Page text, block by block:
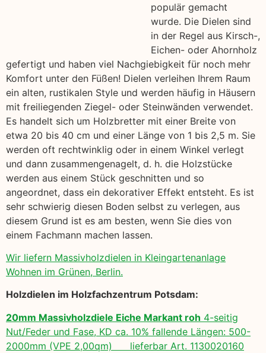
populär gemacht
wurde. Die Dielen sind
in der Regel aus Kirsch-,
Eichen- oder Ahornholz
gefertigt und haben viel Nachgiebigkeit für noch mehr
Komfort unter den Füßen! Dielen verleihen Ihrem Raum
ein alten, rustikalen Style und werden häufig in Häusern
mit freiliegenden Ziegel- oder Steinwänden verwendet.
Es handelt sich um Holzbretter mit einer Breite von
etwa 20 bis 40 cm und einer Länge von 1 bis 2,5 m. Sie
werden oft rechtwinklig oder in einem Winkel verlegt
und dann zusammengenagelt, d. h. die Holzstücke
werden aus einem Stück geschnitten und so
angeordnet, dass ein dekorativer Effekt entsteht. Es ist
sehr schwierig diesen Boden selbst zu verlegen, aus
diesem Grund ist es am besten, wenn Sie dies von
einem Fachmann machen lassen.
Wir liefern Massivholzdielen in Kleingartenanlage
Wohnen im Grünen, Berlin.
Holzdielen im Holzfachzentrum Potsdam:
20mm Massivholzdiele Eiche Markant roh 4-seitig
Nut/Feder und Fase, KD ca. 10% fallende Längen: 500-
2000mm (VPE 2,00qm) lieferbar Art. 1130020160